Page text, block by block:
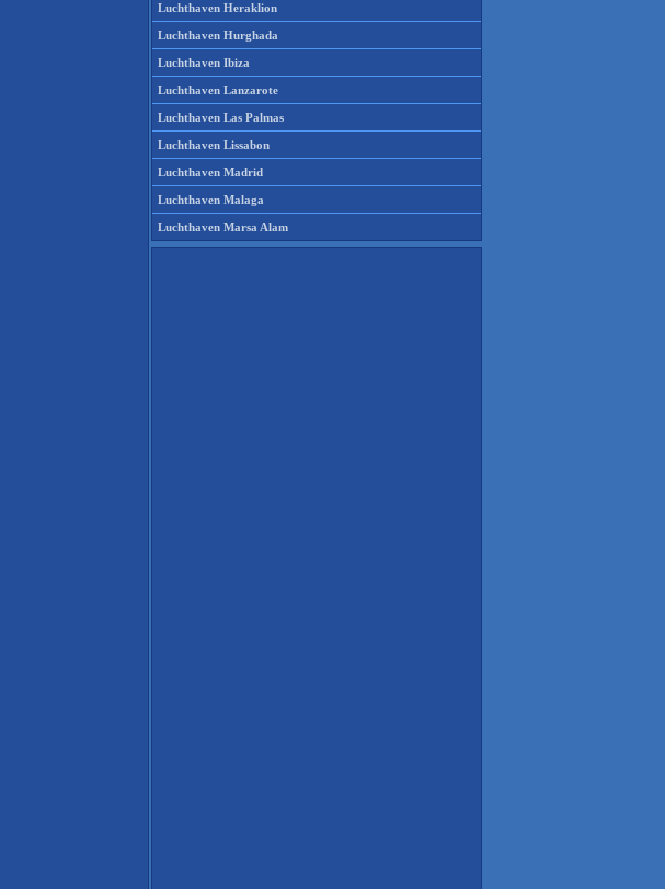
Luchthaven Heraklion
Luchthaven Hurghada
Luchthaven Ibiza
Luchthaven Lanzarote
Luchthaven Las Palmas
Luchthaven Lissabon
Luchthaven Madrid
Luchthaven Malaga
Luchthaven Marsa Alam